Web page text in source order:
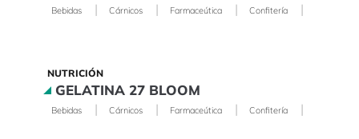
Bebidas | Cárnicos | Farmaceútica | Confitería |
NUTRICIÓN
GELATINA 27 BLOOM
Bebidas | Cárnicos | Farmaceútica | Confitería |